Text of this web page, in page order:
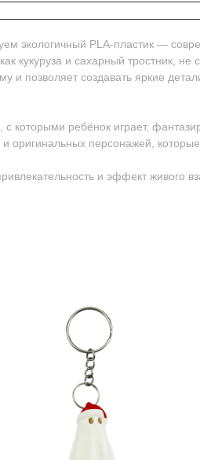
экологичный PLA-пластик —
кукуруза и сахарный тростник,
позволяет создавать яркие
ребёнок играет,
персонажей,
и эффект